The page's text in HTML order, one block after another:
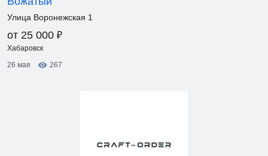
Улица Воронежская 1
от 25 000 ₽
Хабаровск
26 мая
267